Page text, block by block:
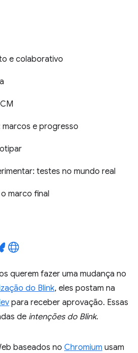
e colaborativo
marcos e progresso
testes no mundo real
marco final
querem fazer uma mudança no
do Blink, eles postam na
para receber aprovação. Essas
de intenções do Blink.
baseados no Chromium usam